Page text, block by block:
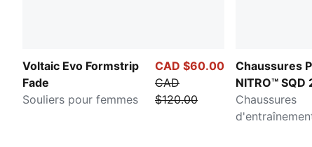
Voltaic Evo Formstrip
Fade
Souliers pour femmes
CAD $60.00
CAD
$120.00
Chaussures
NITRO™ SQD
Chaussures